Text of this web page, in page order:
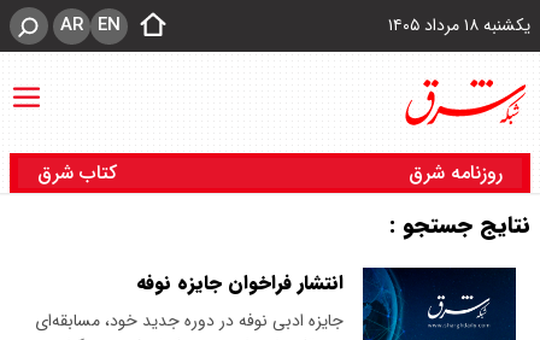
یکشنبه ۱۸ مرداد ۱۴۰۵ EN
AR
روزنامه شرق کتاب شرق
نتایج جستجو :
انتشار فراخوان جایزه نوفه
جایزه ادبی نوفه در دوره جدید خود، مسابقه‌ای